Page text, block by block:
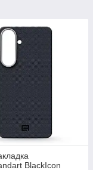
BlackIcon